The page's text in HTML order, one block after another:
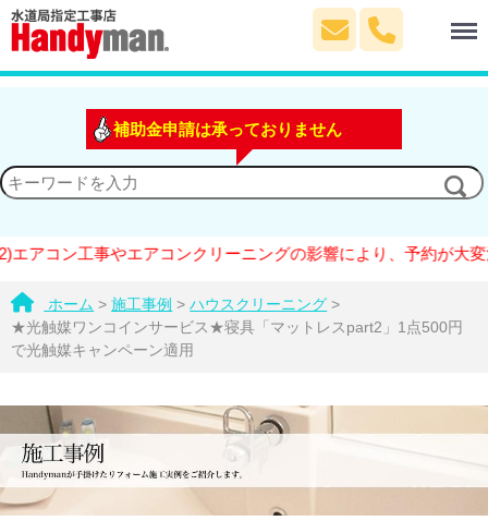
補助金申請は承っておりません
事やエアコンクリーニングの影響により、予約が大変混雑して
ホーム >施工事例 >ハウスクリーニング >
★光触媒ワンコインサービス★寝具「マットレスpart2」1点500円
で光触媒キャンペーン適用